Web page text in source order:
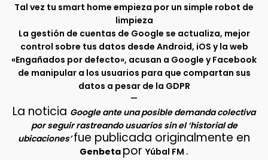
Tal vez tu smart home empieza por un simple robot de
limpieza
La gestión de cuentas de Google se actualiza, mejor
control sobre tus datos desde Android, iOS y la web
«Engañados por defecto», acusan a Google y Facebook
de manipular a los usuarios para que compartan sus
datos a pesar de la GDPR
–
La noticia Google ante una posible demanda colectiva
por seguir rastreando usuarios sin el ‘historial de
ubicaciones’fue publicada originalmente en
Genbeta porYúbal FM .